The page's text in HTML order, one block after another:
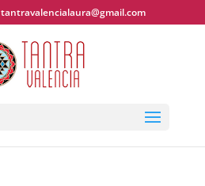
tantravalencialaura@gmail.com